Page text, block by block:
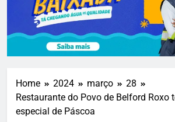
Home 2024 março
28
Restaurante do Povo de Belford Roxo
especial de Páscoa